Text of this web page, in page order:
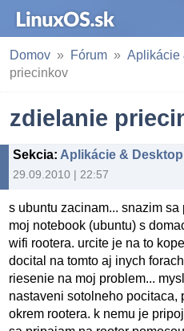
Domov Fórum Aplikácie
priecinkov
zdielanie
Sekcia: Aplikácie & Desktop
29.09.2010 | 22:57
s ubuntu zacinam... snazim
moj notebook (ubuntu) s
wifi rootera. urcite je na to
docital na tomto aj inych
riesenie na moj problem...
nastaveni sotolneho pocitaca,
okrem rootera. k nemu je